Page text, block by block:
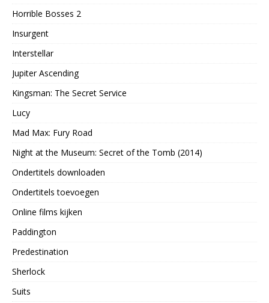
Horrible Bosses 2
Insurgent
Interstellar
Jupiter Ascending
Kingsman: The Secret Service
Lucy
Mad Max: Fury Road
Night at the Museum: Secret of the Tomb (2014)
Ondertitels downloaden
Ondertitels toevoegen
Online films kijken
Paddington
Predestination
Sherlock
Suits